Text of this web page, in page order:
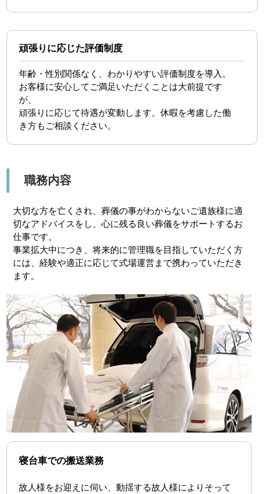
頑張りに応じた評価制度
年齢・性別関係なく、わかりやすい評価制度を導入。
お客様に安心してご満足いただくことは大前提です
が、
頑張りに応じて待遇が変動します。休暇を考慮した働
き方もご相談ください。
職務内容
大切な方を亡くされ、葬儀の事がわからないご遺族様に適
切なアドバイスをし、心に残る良い葬儀をサポートするお
仕事です。
事業拡大中につき、将来的に管理職を目指していただく方
には、経験や適正に応じて式場運営まで携わっていただき
ます。
寝台車での搬送業務
故人様をお迎えに伺い、動揺する故人様によりそって